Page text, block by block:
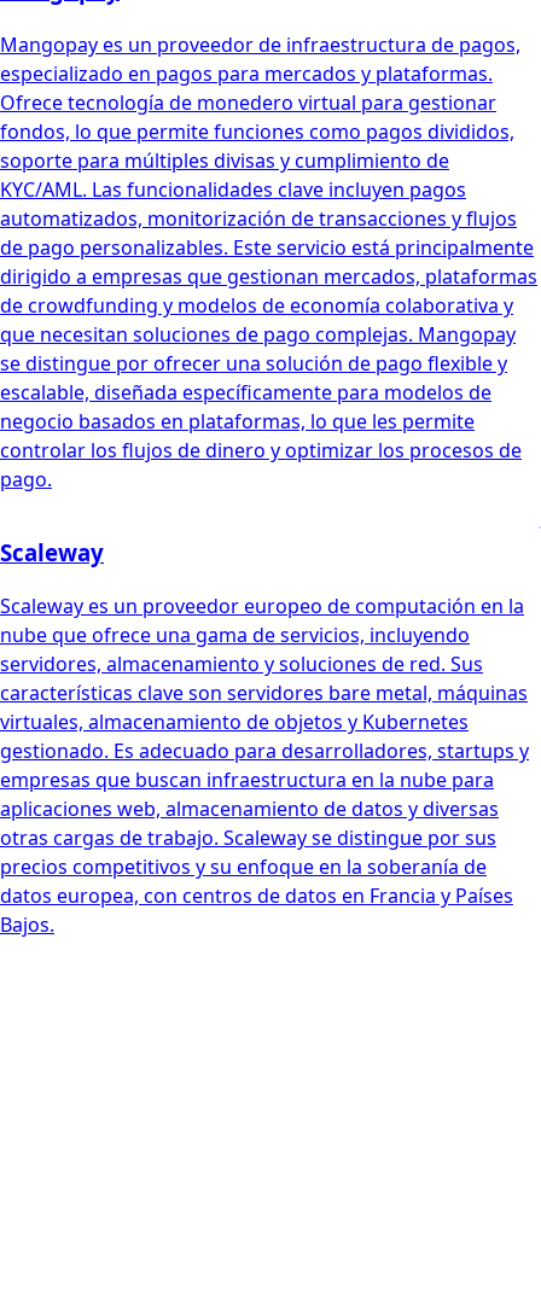
Mangopay es un proveedor de infraestructura de pagos,
especializado en pagos para mercados y plataformas.
Ofrece tecnología de monedero virtual para gestionar
fondos, lo que permite funciones como pagos divididos,
soporte para múltiples divisas y cumplimiento de
KYC/AML. Las funcionalidades clave incluyen pagos
automatizados, monitorización de transacciones y flujos
de pago personalizables. Este servicio está principalmente
dirigido a empresas que gestionan mercados, plataformas
de crowdfunding y modelos de economía colaborativa y
que necesitan soluciones de pago complejas. Mangopay
se distingue por ofrecer una solución de pago flexible y
escalable, diseñada específicamente para modelos de
negocio basados en plataformas, lo que les permite
controlar los flujos de dinero y optimizar los procesos de
pago.
Scaleway
Scaleway es un proveedor europeo de computación en la
nube que ofrece una gama de servicios, incluyendo
servidores, almacenamiento y soluciones de red. Sus
características clave son servidores bare metal, máquinas
virtuales, almacenamiento de objetos y Kubernetes
gestionado. Es adecuado para desarrolladores, startups y
empresas que buscan infraestructura en la nube para
aplicaciones web, almacenamiento de datos y diversas
otras cargas de trabajo. Scaleway se distingue por sus
precios competitivos y su enfoque en la soberanía de
datos europea, con centros de datos en Francia y Países
Bajos.